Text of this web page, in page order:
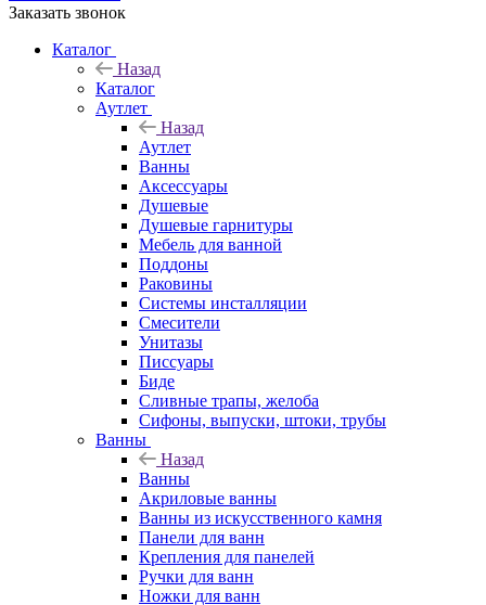
Заказать звонок
Каталог
Назад
Каталог
Аутлет
Назад
Аутлет
Ванны
Аксессуары
Душевые
Душевые гарнитуры
Мебель для ванной
Поддоны
Раковины
Системы инсталляции
Смесители
Унитазы
Писсуары
Биде
Сливные трапы, желоба
Сифоны, выпуски, штоки, трубы
Ванны
Назад
Ванны
Акриловые ванны
Ванны из искусственного камня
Панели для ванн
Крепления для панелей
Ручки для ванн
Ножки для ванн